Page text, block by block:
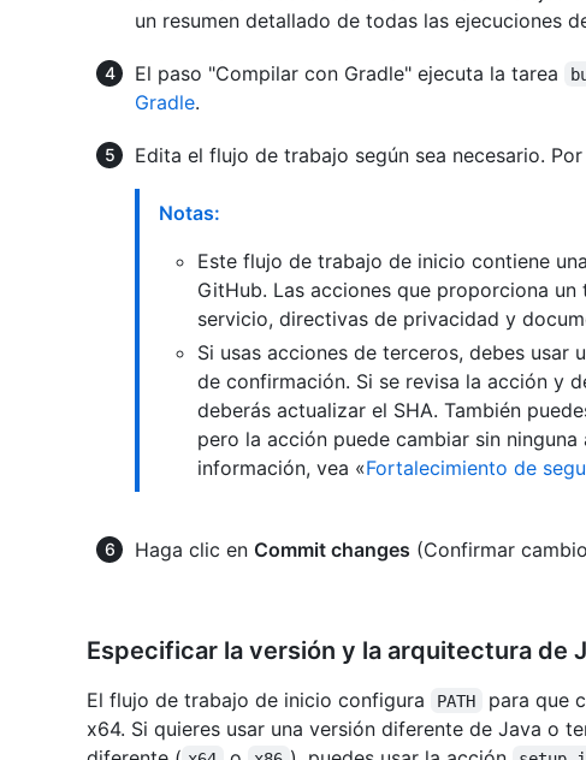
un resumen detallado de todas las ejecuciones
El paso "Compilar con Gradle" ejecuta la tarea
Gradle.
Edita el flujo de trabajo según sea necesario.
Notas:
Este flujo de trabajo de inicio contiene
GitHub. Las acciones que proporciona
servicio, directivas de privacidad y
Si usas acciones de terceros, debes usar
de confirmación. Si se revisa la acción y
deberás actualizar el SHA. También
pero la acción puede cambiar sin
información, vea «Fortalecimiento de
Haga clic en Commit changes (Confirmar
Especificar la versión y la arquitectura de
El flujo de trabajo de inicio configura PATH
para que
x64. Si quieres usar una versión diferente de Java o